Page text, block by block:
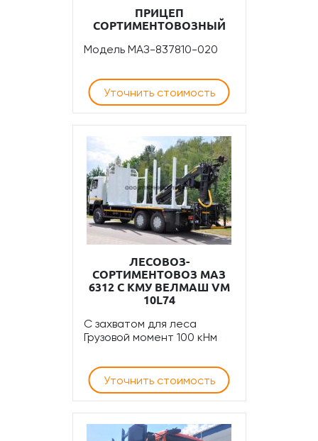
ПРИЦЕП
СОРТИМЕНТОВОЗНЫЙ
Модель МАЗ-837810-020
Уточнить стоимость
ЛЕСОВОЗ-
СОРТИМЕНТОВОЗ МАЗ
6312 С КМУ ВЕЛМАШ VM
10L74
С захватом для леса
Грузовой момент 100 кНм
Уточнить стоимость